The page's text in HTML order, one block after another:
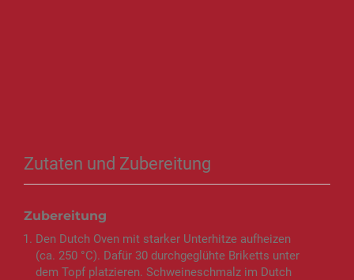
Zutaten und Zubereitung
Zubereitung
Den Dutch Oven mit starker Unterhitze aufheizen
(ca. 250 °C). Dafür 30 durchgeglühte Briketts unter
dem Topf platzieren. Schweineschmalz im Dutch